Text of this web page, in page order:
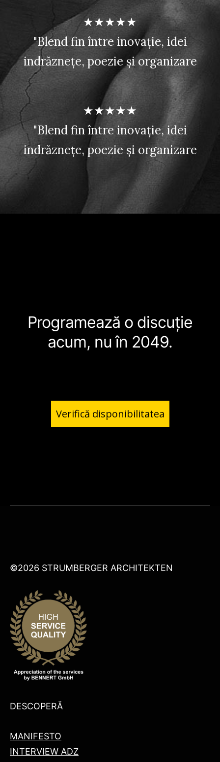
★★★★★
"Blend fin între inovație, idei
indrăznețe, poezie și organizare
★★★★★
"Blend fin între inovație, idei
indrăznețe, poezie și organizare
Programează o discuție
acum, nu în 2049.
Verifică disponibilitatea
©2026 STRUMBERGER ARCHITEKTEN
DESCOPERĂ
MANIFESTO
INTERVIEW ADZ